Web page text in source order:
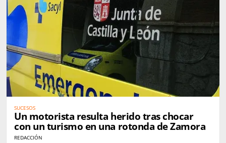
SUCESOS
Un motorista resulta herido tras chocar
con un turismo en una rotonda de Zamora
REDACCIÓN